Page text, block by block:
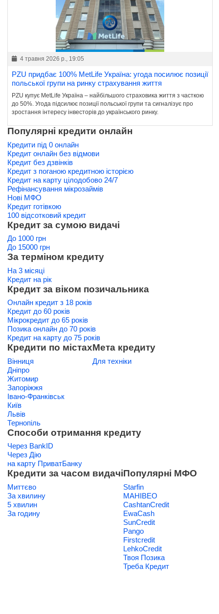
4 травня 2026 р., 19:05
PZU придбає 100% MetLife Україна: угода посилює позиції
польської групи на ринку страхування життя
PZU купує MetLife Україна – найбільшого страховика життя з часткою
до 50%. Угода підсилює позиції польської групи та сигналізує про
зростання інтересу інвесторів до українського ринку.
Популярні кредити онлайн
Кредити під 0 онлайн
Кредит онлайн без відмови
Кредит без дзвінків
Кредит з поганою кредитною історією
Кредит на карту цілодобово 24/7
Рефінансування мікрозаймів
Нові МФО
Кредит готівкою
100 відсотковий кредит
Кредит за сумою видачі
До 1000 грн
До 15000 грн
За терміном кредиту
На 3 місяці
Кредит на рік
Кредит за віком позичальника
Онлайн кредит з 18 років
Кредит до 60 років
Мікрокредит до 65 років
Позика онлайн до 70 років
Кредит на карту до 75 років
Кредити по містах
Вінниця
Дніпро
Житомир
Запоріжжя
Івано-Франківськ
Київ
Львів
Тернопіль
Мета кредиту
Для техніки
Способи отримання кредиту
Через BankID
Через Дію
на карту ПриватБанку
Кредити за часом видачі
Миттєво
За хвилину
5 хвилин
За годину
Популярні МФО
Starfin
МАНІВЕО
CashtanCredit
EwaCash
SunCredit
Pango
Firstcredit
LehkoCredit
Твоя Позика
Треба Кредит